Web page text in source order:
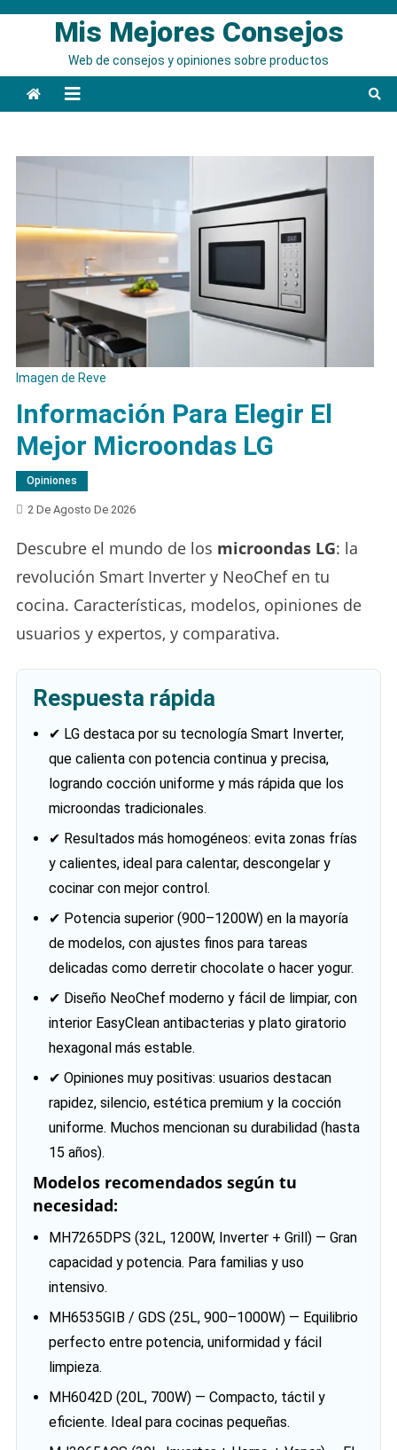
Mis Mejores Consejos
Web de consejos y opiniones sobre productos
Imagen de Reve
Información Para Elegir El
Mejor Microondas LG
Opiniones
2 De Agosto De 2026
Descubre el mundo de los microondas LG: la
revolución Smart Inverter y NeoChef en tu
cocina. Características, modelos, opiniones de
usuarios y expertos, y comparativa.
Respuesta rápida
✔ LG destaca por su tecnología Smart Inverter,
que calienta con potencia continua y precisa,
logrando cocción uniforme y más rápida que los
microondas tradicionales.
✔ Resultados más homogéneos: evita zonas frías
y calientes, ideal para calentar, descongelar y
cocinar con mejor control.
✔ Potencia superior (900–1200W) en la mayoría
de modelos, con ajustes finos para tareas
delicadas como derretir chocolate o hacer yogur.
✔ Diseño NeoChef moderno y fácil de limpiar, con
interior EasyClean antibacterias y plato giratorio
hexagonal más estable.
✔ Opiniones muy positivas: usuarios destacan
rapidez, silencio, estética premium y la cocción
uniforme. Muchos mencionan su durabilidad (hasta
15 años).
Modelos recomendados según tu
necesidad:
MH7265DPS (32L, 1200W, Inverter + Grill) — Gran
capacidad y potencia. Para familias y uso
intensivo.
MH6535GIB / GDS (25L, 900–1000W) — Equilibrio
perfecto entre potencia, uniformidad y fácil
limpieza.
MH6042D (20L, 700W) — Compacto, táctil y
eficiente. Ideal para cocinas pequeñas.